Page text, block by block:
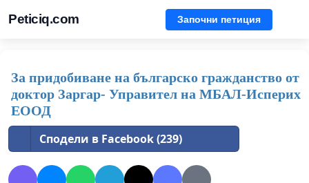
Peticiq.com Започни петиция
За придобиване на българско гражданство от
доктор Заргар- Управител на МБАЛ-Исперих
ЕООД
Сподели в Facebook (239)